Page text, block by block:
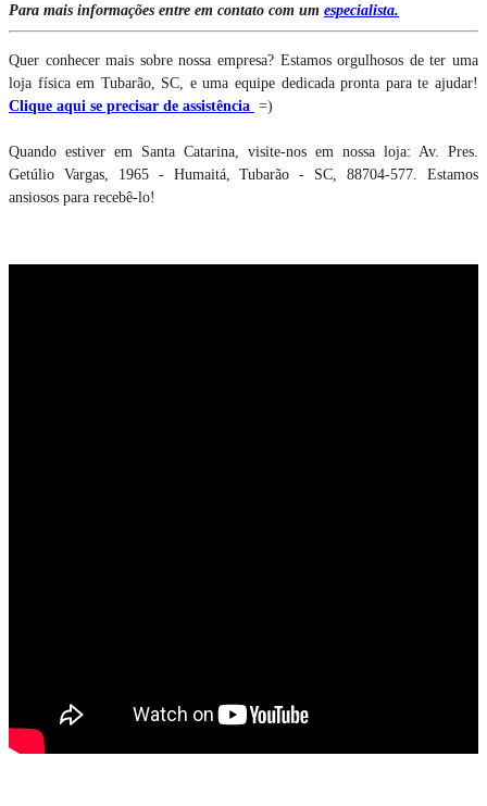
Para mais informações entre em contato com um especialista.
Quer conhecer mais sobre nossa empresa? Estamos orgulhosos de ter uma
loja física em Tubarão, SC, e uma equipe dedicada pronta para te ajudar!
Clique aqui se precisar de assistência =)
Quando estiver em Santa Catarina, visite-nos em nossa loja: Av. Pres.
Getúlio Vargas, 1965 - Humaitá, Tubarão - SC, 88704-577. Estamos
ansiosos para recebê-lo!